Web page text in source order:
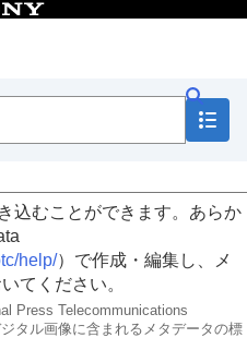
込むことができます。あらか
help/）で作成・編集し、メ
てください。
Press Telecommunications
タル画像に含まれるメタデータの標